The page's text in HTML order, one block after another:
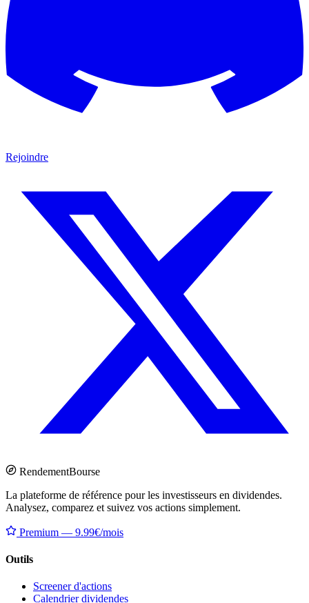
Rejoindre
RendementBourse
La plateforme de référence pour les investisseurs en dividendes.
Analysez, comparez et suivez vos actions simplement.
Premium — 9.99€/mois
Outils
Screener d'actions
Calendrier dividendes